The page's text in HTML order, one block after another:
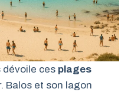
dévoile ces plages
Balos et son lagon